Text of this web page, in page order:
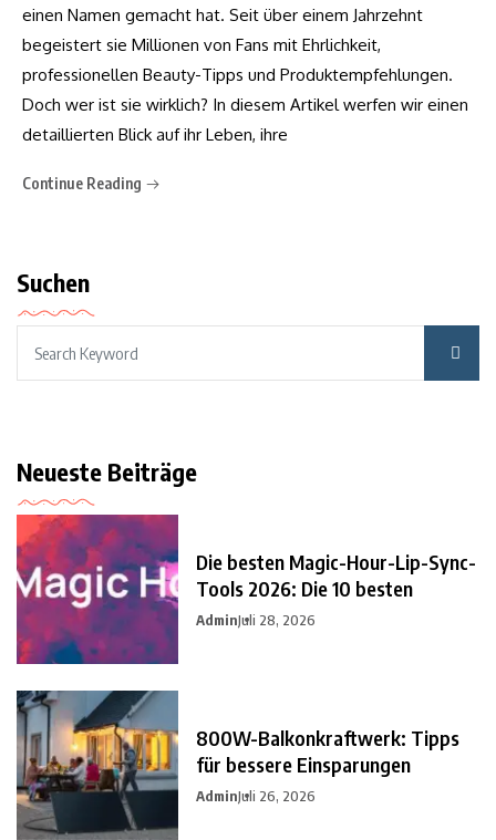
einen Namen gemacht hat. Seit über einem Jahrzehnt
begeistert sie Millionen von Fans mit Ehrlichkeit,
professionellen Beauty-Tipps und Produktempfehlungen.
Doch wer ist sie wirklich? In diesem Artikel werfen wir einen
detaillierten Blick auf ihr Leben, ihre
Continue Reading
Suchen
Neueste Beiträge
Die besten Magic-Hour-Lip-Sync-
Tools 2026: Die 10 besten
AdminJuli 28, 2026
800W-Balkonkraftwerk: Tipps
für bessere Einsparungen
AdminJuli 26, 2026